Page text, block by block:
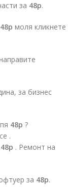
за 48p.
48p моля кликнете
за бизнес
48p ?
.
48p . Ремонт на
за 48p.